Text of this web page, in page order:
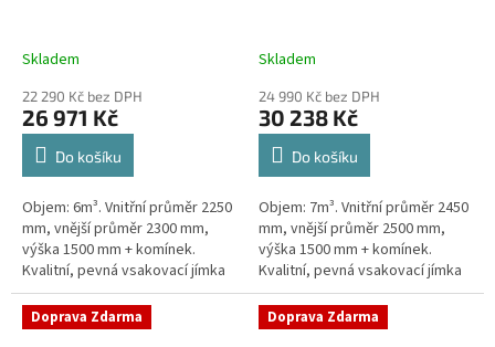
Skladem
22 290 Kč bez DPH
26 971 Kč
Do košíku
Objem: 6m³. Vnitřní průměr 2250
mm, vnější průměr 2300 mm,
výška 1500 mm + komínek.
Kvalitní, pevná vsakovací jímka
(nádrž) bez potřeby
obetonování Průměr přítoku a
odtoku +...
Skladem
24 990 Kč bez DPH
30 238 Kč
Do košíku
Objem: 7m³. Vnitřní průměr 2450
mm, vnější průměr 2500 mm,
výška 1500 mm + komínek.
Kvalitní, pevná vsakovací jímka
(nádrž) bez potřeby
obetonování Průměr přítoku a
odtoku +...
Doprava Zdarma Doprava Zdarma